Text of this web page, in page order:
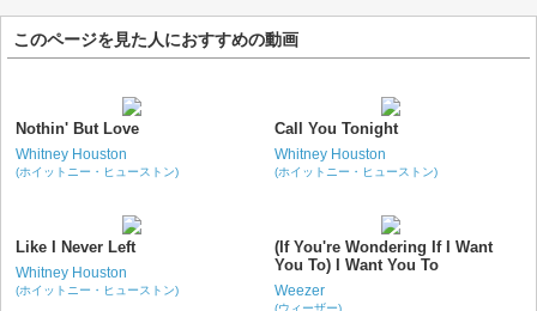
このページを見た人におすすめの動画
Nothin' But Love
Whitney Houston
(ホイットニー・ヒューストン)
Call You Tonight
Whitney Houston
(ホイットニー・ヒューストン)
Like I Never Left
Whitney Houston
(ホイットニー・ヒューストン)
(If You're Wondering If I Want
You To) I Want You To
Weezer
(ウィーザー)